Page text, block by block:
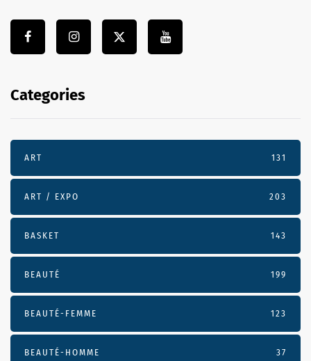
Categories
ART 131
ART / EXPO 203
BASKET 143
BEAUTÉ 199
BEAUTÉ-FEMME 123
BEAUTÉ-HOMME 37